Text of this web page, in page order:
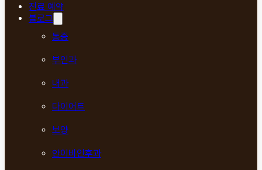
진료 예약
블로그
통증
부인과
내과
다이어트
보양
안이비인후과